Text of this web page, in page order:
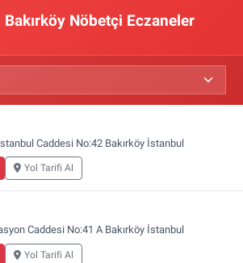
Nöbetçi Eczaneler
Caddesi No:42 Bakırköy İstanbul
Yol Tarifi Al
Caddesi No:41 A Bakırköy İstanbul
Yol Tarifi Al